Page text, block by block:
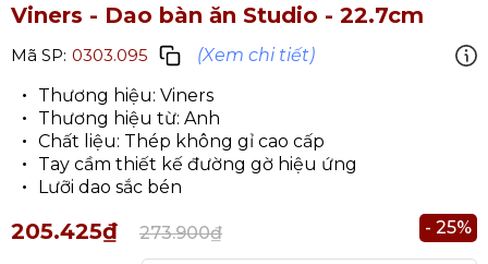
Viners - Dao bàn ăn Studio - 22.7cm
Mã SP: 0303.095
(Xem chi tiết)
Thương hiệu: Viners​
Thương hiệu từ: Anh
Chất liệu: Thép không gỉ​ cao cấp
Tay cầm thiết kế đường gờ hiệu ứng
Lưỡi dao sắc bén
205.425₫ 273.900₫ - 25%